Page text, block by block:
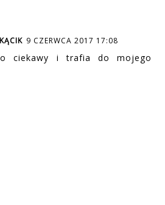
9 CZERWCA 2017 17:08
ciekawy i trafia do mojego